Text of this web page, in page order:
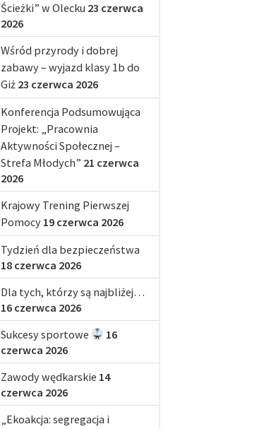
Ścieżki” w Olecku 23 czerwca
2026
Wśród przyrody i dobrej
zabawy – wyjazd klasy 1b do
Giż 23 czerwca 2026
Konferencja Podsumowująca
Projekt: „Pracownia
Aktywności Społecznej –
Strefa Młodych” 21 czerwca
2026
Krajowy Trening Pierwszej
Pomocy 19 czerwca 2026
Tydzień dla bezpieczeństwa
18 czerwca 2026
Dla tych, którzy są najbliżej…
16 czerwca 2026
Sukcesy sportowe
16
czerwca 2026
Zawody wędkarskie 14
czerwca 2026
„Ekoakcja: segregacja i